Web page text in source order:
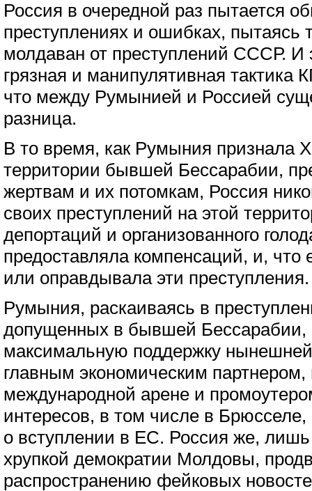
Россия в очередной раз пытается
преступлениях и ошибках, пытаясь
молдаван от преступлений СССР. И
грязная и манипулятивная тактика
что между Румынией и Россией
разница.
В то время, как Румыния признала
территории бывшей Бессарабии,
жертвам и их потомкам, Россия
своих преступлений на этой
депортаций и организованного
предоставляла компенсаций, и,
или оправдывала эти преступления.
Румыния, раскаиваясь в
допущенных в бывшей Бессарабии,
максимальную поддержку
главным экономическим
международной арене и
интересов, в том числе в Брюсселе,
о вступлении в ЕС. Россия же,
хрупкой демократии Молдовы,
распространению фейковых